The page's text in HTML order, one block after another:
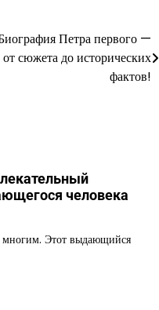
Петра первого —
от сюжета до исторических
фактов!
человека
многим. Этот выдающийся